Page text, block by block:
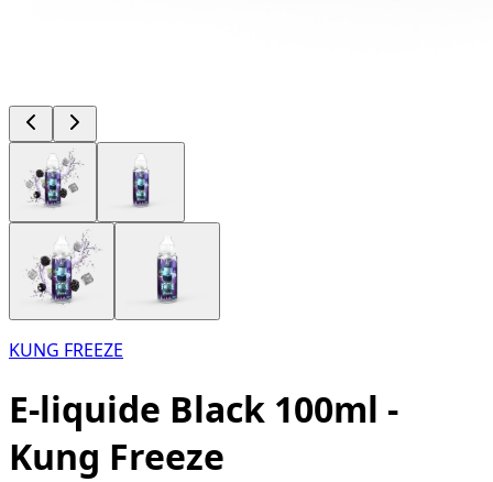
KUNG FREEZE
E-liquide Black 100ml -
Kung Freeze